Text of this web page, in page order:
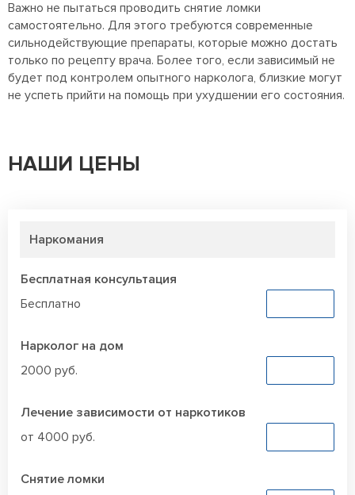
Важно не пытаться проводить снятие ломки
самостоятельно. Для этого требуются современные
сильнодействующие препараты, которые можно достать
только по рецепту врача. Более того, если зависимый не
будет под контролем опытного нарколога, близкие могут
не успеть прийти на помощь при ухудшении его состояния.
НАШИ ЦЕНЫ
Наркомания
Бесплатная консультация
Бесплатно
Нарколог на дом
2000 руб.
Лечение зависимости от наркотиков
от 4000 руб.
Снятие ломки